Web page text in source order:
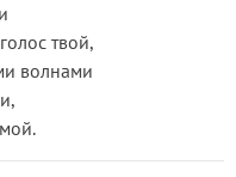
твой,
волнами